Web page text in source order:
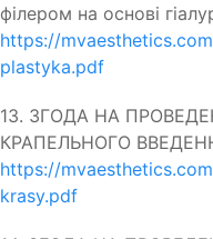
філером на основі
https://
plastyka.pdf
13. ЗГОДА НА
КРАПЕЛЬНОГО
https://
krasy.pdf